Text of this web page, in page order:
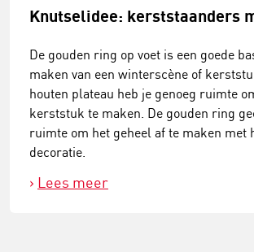
Knutselidee: kerststaanders
De gouden ring op voet is een goede
maken van een winterscène of
houten plateau heb je genoeg ruimte
kerststuk te maken. De gouden ring
ruimte om het geheel af te maken met
decoratie.
Lees meer